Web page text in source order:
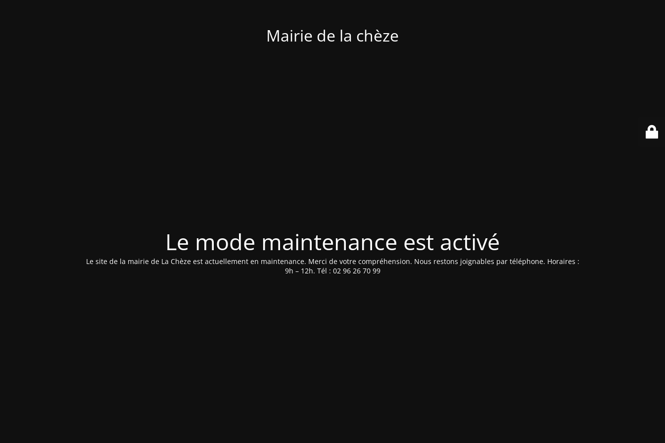
Mairie de la chèze
Le mode maintenance est activé
Le site de la mairie de La Chèze est actuellement en maintenance. Merci de votre compréhension. Nous restons joignables par téléphone. Horaires :
9h – 12h. Tél : 02 96 26 70 99